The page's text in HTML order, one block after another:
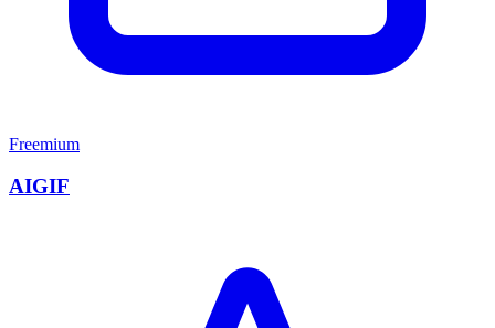
Freemium
AIGIF